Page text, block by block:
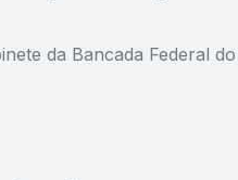
da Bancada Federal do